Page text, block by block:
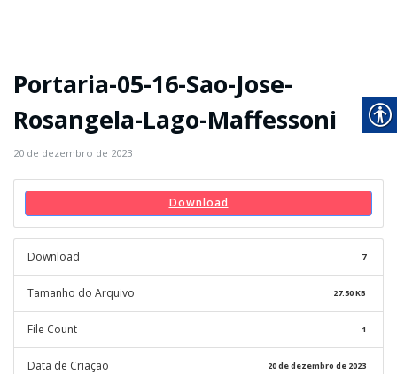
Portaria-05-16-Sao-Jose-
Rosangela-Lago-Maffessoni
20 de dezembro de 2023
Download
Download 7
Tamanho do Arquivo 27.50 KB
File Count 1
Data de Criação 20 de dezembro de 2023